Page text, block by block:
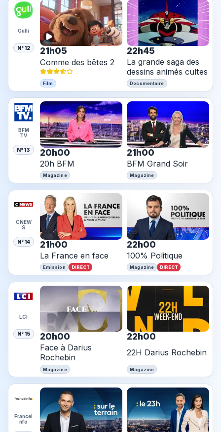
Gulli
N° 12 21h05
Comme des bêtes 2
Film
22h45
La grande saga des
dessins animés cultes
Documentaire
BFM
TV
N° 13 20h00
20h BFM
Magazine
21h00
BFM Grand Soir
Magazine
CNEW
S
N° 14 21h00
La France en face
Emission DIRECT
22h00
100% Politique
Magazine DIRECT
LCI
N° 15 20h00
Face à Darius
Rochebin
Magazine
22h00
22H Darius Rochebin
Magazine
Francei
nfo